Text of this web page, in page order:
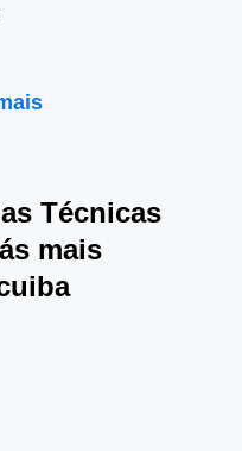
Técnicas
mais